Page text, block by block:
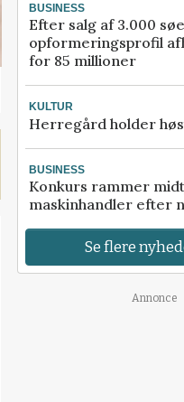
BUSINESS
Efter salg af 3.000
opformeringsprofil
for 85 millioner
KULTUR
Herregård holder
BUSINESS
Konkurs rammer
maskinhandler efter
Se flere
Annonce